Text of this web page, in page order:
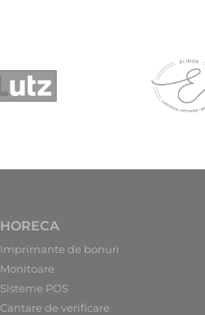
HORECA
Imprimante de bonuri
Monitoare
Sisteme POS
Cantare de verificare